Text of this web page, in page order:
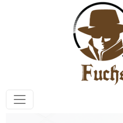
Zum Inhalt springen
Hauptnavigation